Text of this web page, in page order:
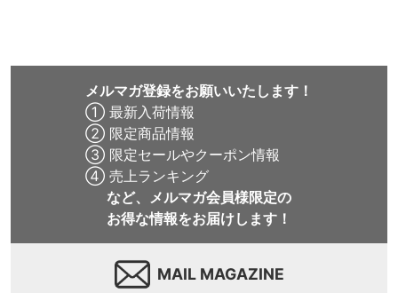
メルマガ登録をお願いいたします！
① 最新入荷情報
② 限定商品情報
③ 限定セールやクーポン情報
④ 売上ランキング
など、メルマガ会員様限定の
お得な情報をお届けします！
MAIL MAGAZINE